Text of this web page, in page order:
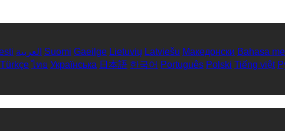
العربية Suomi Gaeilge Lietuvių Latviešu Македонски Bahasa
Türkçe ไทย Українська 日本語 한국어 Português Polski Tiếng việt